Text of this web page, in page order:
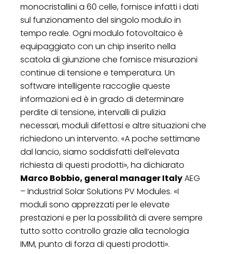
monocristallini a 60 celle, fornisce infatti i dati
sul funzionamento del singolo modulo in
tempo reale. Ogni modulo fotovoltaico è
equipaggiato con un chip inserito nella
scatola di giunzione che fornisce misurazioni
continue di tensione e temperatura. Un
software intelligente raccoglie queste
informazioni ed è in grado di determinare
perdite di tensione, intervalli di pulizia
necessari, moduli difettosi e altre situazioni che
richiedono un intervento. «A poche settimane
dal lancio, siamo soddisfatti dell’elevata
richiesta di questi prodotti», ha dichiarato
Marco Bobbio, general manager ItalyAEG
– Industrial Solar Solutions PV Modules. «I
moduli sono apprezzati per le elevate
prestazioni e per la possibilità di avere sempre
tutto sotto controllo grazie alla tecnologia
IMM, punto di forza di questi prodotti».